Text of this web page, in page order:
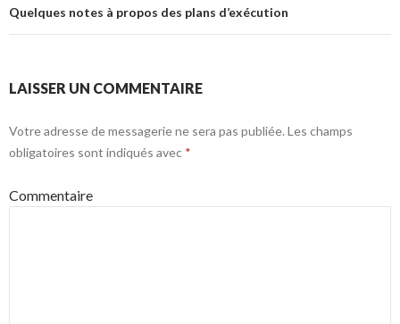
Quelques notes à propos des plans d’exécution
LAISSER UN COMMENTAIRE
Votre adresse de messagerie ne sera pas publiée. Les champs
obligatoires sont indiqués avec *
Commentaire